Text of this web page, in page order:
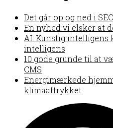
Det går op og ned i
En nyhed vi elsker at
AI: Kunstig
intelligens
10 gode grunde til at
CMS
Energimærkede
klimaaftrykket